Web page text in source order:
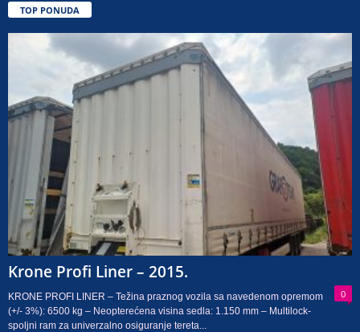
TOP PONUDA
Krone Profi Liner – 2015.
0
KRONE PROFI LINER – Težina praznog vozila sa navedenom opremom
(+/- 3%): 6500 kg – Neopterećena visina sedla: 1.150 mm – Multilock-
spoljni ram za univerzalno osiguranje tereta...